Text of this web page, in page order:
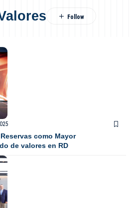
como Mayor
de valores en RD